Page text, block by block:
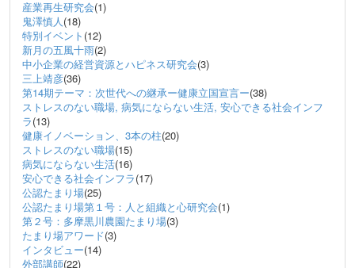
産業再生研究会(1)
鬼澤慎人(18)
特別イベント (12)
新月の五風十雨(2)
中小企業の経営資源とハピネス研究会(3)
三上靖彦(36)
第14期テーマ：次世代への継承ー健康立国宣言ー(38)
ストレスのない職場, 病気にならない生活, 安心できる社会インフ
ラ(13)
健康イノベーション、3本の柱(20)
ストレスのない職場(15)
病気にならない生活(16)
安心できる社会インフラ(17)
公認たまり場(25)
公認たまり場第１号：人と組織と心研究会(1)
第２号：多摩黒川農園たまり場(3)
たまり場アワード(3)
インタビュー(14)
外部講師(22)